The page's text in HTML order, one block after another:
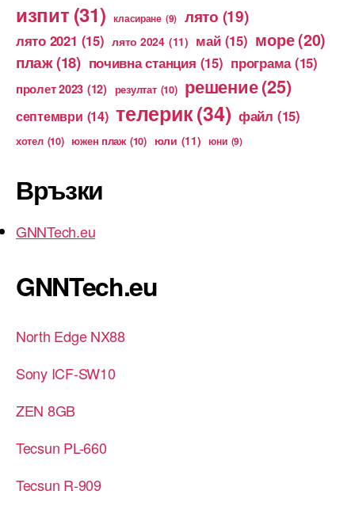
изпит (31) класиране (9) лято (19)
лято 2021 (15) лято 2024 (11) май (15) море(20)
плаж(18) почивна станция (15) програма (15)
пролет 2023 (12) резултат (10) решение(25)
септември (14) телерик(34) файл (15)
хотел (10) южен плаж (10) юли (11) юни (9)
Връзки
GNNTech.eu
GNNTech.eu
North Edge NX88
Sony ICF-SW10
ZEN 8GB
Tecsun PL-660
Tecsun R-909